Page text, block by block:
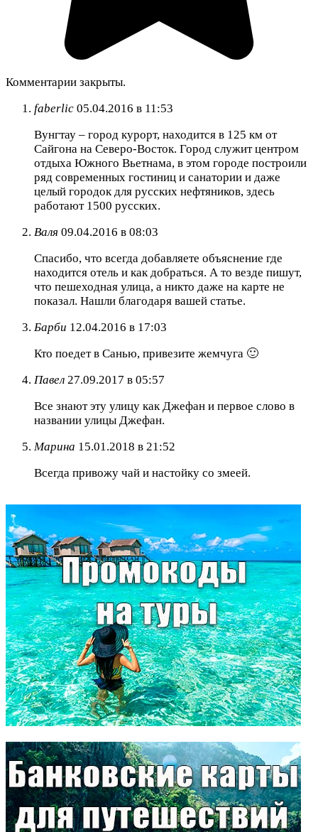
Комментарии закрыты.
faberlic 05.04.2016 в 11:53
Вунгтау – город курорт, находится в 125 км от
Сайгона на Северо-Восток. Город служит центром
отдыха Южного Вьетнама, в этом городе построили
ряд современных гостиниц и санатории и даже
целый городок для русских нефтяников, здесь
работают 1500 русских.
Валя 09.04.2016 в 08:03
Спасибо, что всегда добавляете объяснение где
находится отель и как добраться. А то везде пишут,
что пешеходная улица, а никто даже на карте не
показал. Нашли благодаря вашей статье.
Барби 12.04.2016 в 17:03
Кто поедет в Санью, привезите жемчуга 🙂
Павел 27.09.2017 в 05:57
Все знают эту улицу как Джефан и первое слово в
названии улицы Джефан.
Марина 15.01.2018 в 21:52
Всегда привожу чай и настойку со змеей.